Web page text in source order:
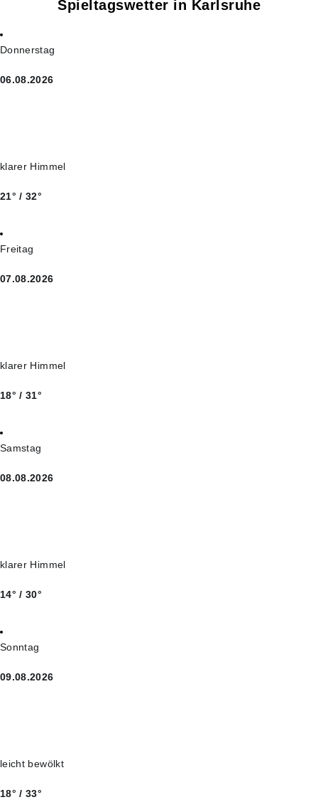
Spieltagswetter in Karlsruhe
Donnerstag
06.08.2026
klarer Himmel
21° / 32°
Freitag
07.08.2026
klarer Himmel
18° / 31°
Samstag
08.08.2026
klarer Himmel
14° / 30°
Sonntag
09.08.2026
leicht bewölkt
18° / 33°